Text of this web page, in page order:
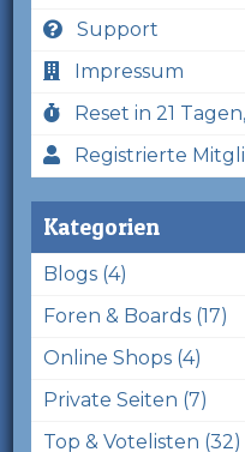
Support
Impressum
Reset in 21
Registrierte
Kategorien
Blogs (4)
Foren & Boards (17)
Online Shops (4)
Private Seiten (7)
Top & Votelisten (32)